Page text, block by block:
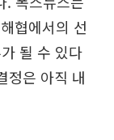
협에서의 선
될 수 있다
정은 아직 내